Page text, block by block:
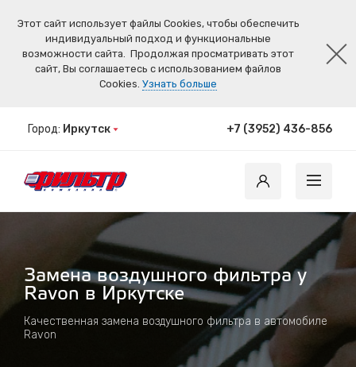
Этот сайт использует файлы Cookies, чтобы обеспечить
индивидуальный подход и функциональные
возможности сайта. Продолжая просматривать этот
сайт, Вы соглашаетесь с использованием файлов
Cookies. Узнать больше
Город: Иркутск +7 (3952) 436-856
Замена воздушного фильтра у
Ravon в Иркутске
Качественная замена воздушного фильтра в автомобиле
Ravon